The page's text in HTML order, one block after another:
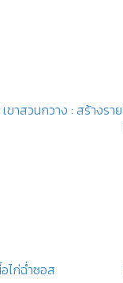
ขาสวนกวาง : สร้างราย
ไก่ฉ่ำซอส